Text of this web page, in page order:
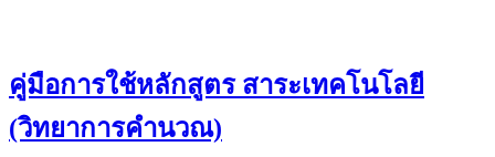
คู่มือการใช้หลักสูตร สาระเทคโนโลยี
(วิทยาการคำนวณ)